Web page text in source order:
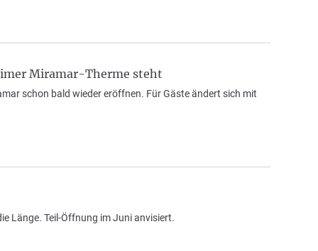
Miramar-Therme steht
schon bald wieder eröffnen. Für Gäste ändert sich mit
Länge. Teil-Öffnung im Juni anvisiert.